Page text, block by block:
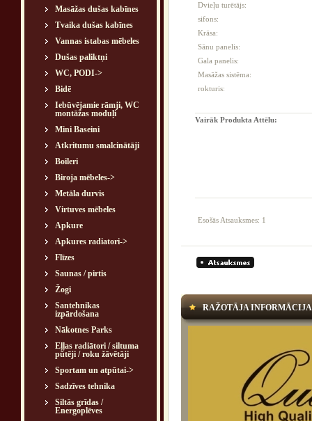
Masāžas dušas kabīnes
Tvaika dušas kabīnes
Vannas istabas mēbeles
Dušas paliktņi
WC, PODI->
Bidē
Iebūvējamie rāmji, WC
montāžas moduļi
Mini Baseini
Atkritumu smalcinātāji
Boileri
Biroja mēbeles->
Metāla durvis
Virtuves mēbeles
Apkure
Apkures radiatori->
Flīzes
Saunas / pirtis
Žogi
Santehnikas
izpārdošana
Nākotnes Parks
Eļļas radiātori / siltuma
pūtēji / roku žāvētāji
Sportam un atpūtai->
Sadzīves tehnika
Siltās grīdas /
Energoplēves
Dvieļu turētājs:
sifons:
Krāsa:
Sānu panelis:
Gala panelis:
Masāžas sistēma:
rokturis:
Vairāk Produkta Attēlu:
Esošās Atsauksmes: 1
RAŽOTĀJA INFORMĀCIJA